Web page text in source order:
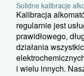
Solidne kalibracje
Kalibracja
regularnie jest
prawidłowego,
działania
i wielu innych.